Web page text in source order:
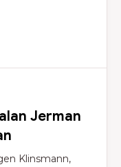
Jerman
Klinsmann,